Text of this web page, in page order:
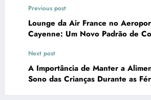
Previous post
Lounge da Air France no
Cayenne: Um Novo Padrão de
Next post
A Importância de Manter a
Sono das Crianças Durante as